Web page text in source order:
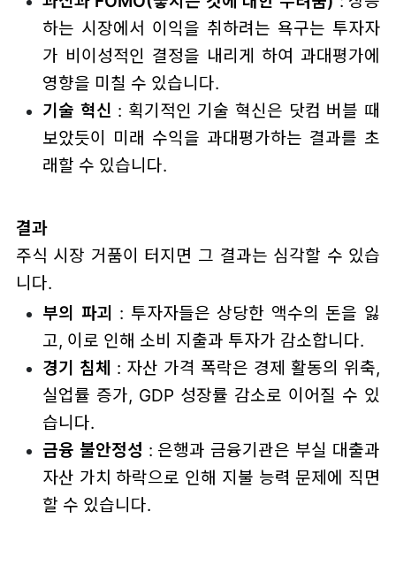
하는 시장에서 이익을 취하려는 욕구는 투자자
가 비이성적인 결정을 내리게 하여 과대평가에
영향을 미칠 수 있습니다.
기술 혁신 : 획기적인 기술 혁신은 닷컴 버블 때
보았듯이 미래 수익을 과대평가하는 결과를 초
래할 수 있습니다.
결과
주식 시장 거품이 터지면 그 결과는 심각할 수 있습
니다.
부의 파괴 : 투자자들은 상당한 액수의 돈을 잃
고, 이로 인해 소비 지출과 투자가 감소합니다.
경기 침체 : 자산 가격 폭락은 경제 활동의 위축,
실업률 증가, GDP 성장률 감소로 이어질 수 있
습니다.
금융 불안정성 : 은행과 금융기관은 부실 대출과
자산 가치 하락으로 인해 지불 능력 문제에 직면
할 수 있습니다.